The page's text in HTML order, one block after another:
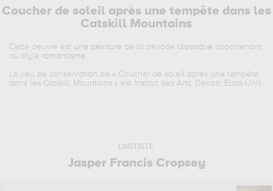
Coucher de soleil après une tempête dans les
Catskill Mountains
Cette oeuvre est une peinture de la période classique appartenant
au style romantisme.
Le lieu de conservation de « Coucher de soleil après une tempête
dans les Catskill Mountains » est Institut des Arts, Détroit, Etats-Unis.
L'ARTISTE
Jasper Francis Cropsey